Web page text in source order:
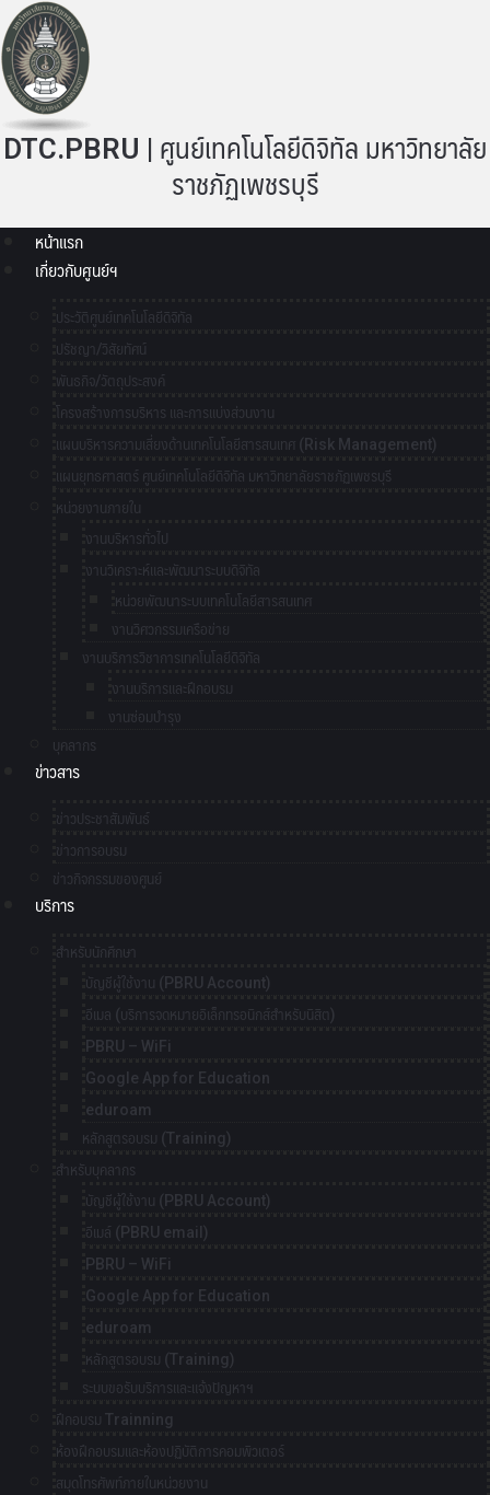
DTC.PBRU | ศูนย์เทคโนโลยีดิจิทัล มหาวิทยาลัย
ราชภัฏเพชรบุรี
หน้าแรก
เกี่ยวกับศูนย์ฯ
ประวัติศูนย์เทคโนโลยีดิจิทัล
ปรัชญา/วิสัยทัศน์
พันธกิจ/วัตถุประสงค์
โครงสร้างการบริหาร และการแบ่งส่วนงาน
แผนบริหารความเสี่ยงด้านเทคโนโลยีสารสนเทศ (Risk Management)
แผนยุทธศาสตร์ ศูนย์เทคโนโลยีดิจิทัล มหาวิทยาลัยราชภัฏเพชรบุรี
หน่วยงานภายใน
งานบริหารทั่วไป
งานวิเคราะห์และพัฒนาระบบดิจิทัล
หน่วยพัฒนาระบบเทคโนโลยีสารสนเทศ
งานวิศวกรรมเครือข่าย
งานบริการวิชาการเทคโนโลยีดิจิทัล
งานบริการและฝึกอบรม
งานซ่อมบำรุง
บุคลากร
ข่าวสาร
ข่าวประชาสัมพันธ์
ข่าวการอบรม
ข่าวกิจกรรมของศูนย์
บริการ
สำหรับนักศึกษา
บัญชีผู้ใช้งาน (PBRU Account)
อีเมล (บริการจดหมายอิเล็กทรอนิกส์สำหรับนิสิต)
PBRU – WiFi
Google App for Education
eduroam
หลักสูตรอบรม (Training)
สำหรับบุคลากร
บัญชีผู้ใช้งาน (PBRU Account)
อีเมล์ (PBRU email)
PBRU – WiFi
Google App for Education
eduroam
หลักสูตรอบรม (Training)
ระบบขอรับบริการและแจ้งปัญหาฯ
ฝึกอบรม Trainning
ห้องฝึกอบรมและห้องปฏิบัติการคอมพิวเตอร์
สมุดโทรศัพท์ภายในหน่วยงาน